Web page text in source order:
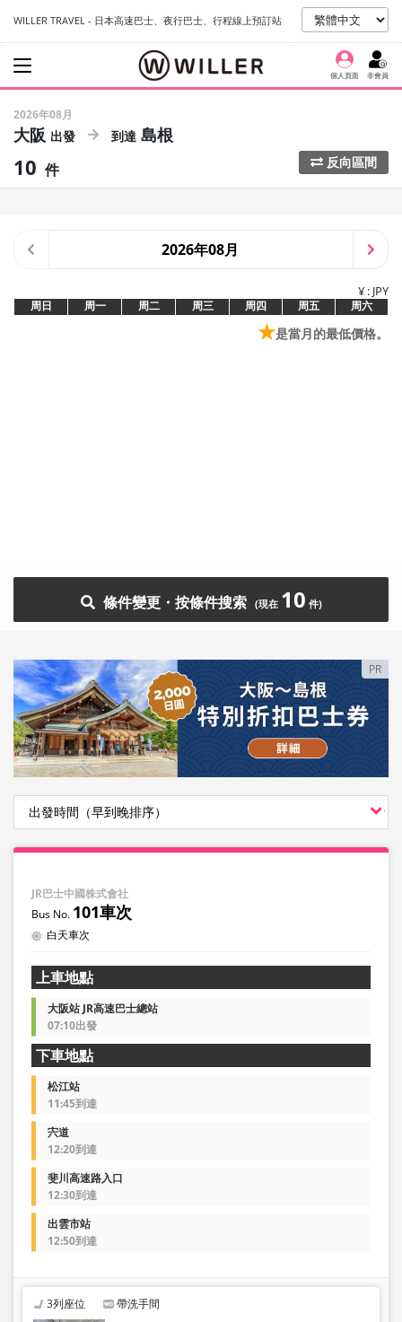
WILLER TRAVEL - 日本高速巴士、夜行巴士、行程線上預訂站
個人頁面 非會員
2026年08月
大阪 島根
10 件 反向區間
2026年08月
¥ : JPY
周日 周一 周二 周三 周四 周五 周六
★是當月的最低價格。
條件變更・按條件搜索 10
PR
JR巴士中國株式會社
101車次
白天車次
上車地點
大阪站 JR高速巴士總站
07:10出發
下車地點
松江站
11:45到達
宍道
12:20到達
斐川高速路入口
12:30到達
出雲市站
12:50到達
3列座位 帶洗手間